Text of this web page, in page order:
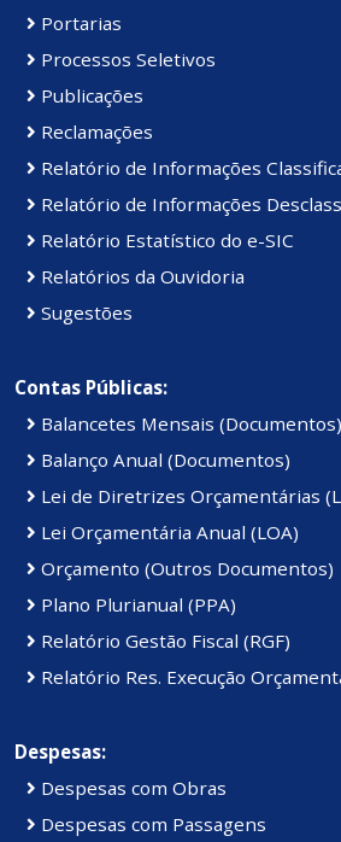
Portarias
Processos Seletivos
Publicações
Reclamações
Relatório de Informações
Relatório de Informações
Relatório Estatístico do e-SIC
Relatórios da Ouvidoria
Sugestões
Contas Públicas:
Balancetes Mensais (Documentos)
Balanço Anual (Documentos)
Lei de Diretrizes Orçamentárias
Lei Orçamentária Anual (LOA)
Orçamento (Outros Documentos)
Plano Plurianual (PPA)
Relatório Gestão Fiscal (RGF)
Relatório Res. Execução
Despesas:
Despesas com Obras
Despesas com Passagens